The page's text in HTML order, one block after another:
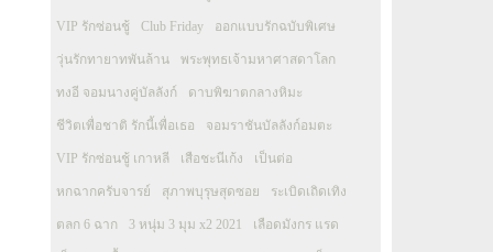
VIP รักซ่อนชู้ Club Friday ออกแบบรักฉบับพิเศษ
วุ่นรักทายาทพันล้าน พระพุทธเจ้ามหาศาสดาโลก
ทงอี จอมนางคู่บัลลังก์ ดาบพิฆาตกลางหิมะ
ชีวิตเพื่อชาติ รักนี้เพื่อเธอ จอมราชันบัลลังก์อมตะ
VIP รักซ่อนชู้ เกาหลี เสือชะนีเก้ง เป็นต่อ
หกฉากครับจารย์ สุภาพบุรุษสุดซอย ระเบิดเถิดเทิง
ตลก 6 ฉาก 3 หนุ่ม 3 มุม x2 2021 เลือดมังกร แรด